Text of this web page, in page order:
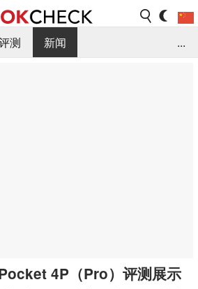
测
新闻
...
4P（Pro）评测展示